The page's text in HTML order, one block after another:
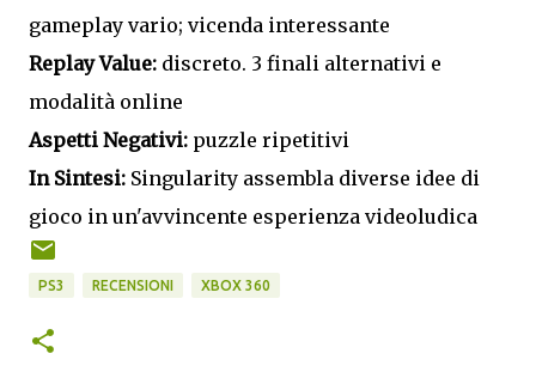
gameplay vario; vicenda interessante
Replay Value: discreto. 3 finali alternativi e
modalità online
Aspetti Negativi: puzzle ripetitivi
In Sintesi: Singularity assembla diverse idee di
gioco in un'avvincente esperienza videoludica
PS3 RECENSIONI XBOX 360